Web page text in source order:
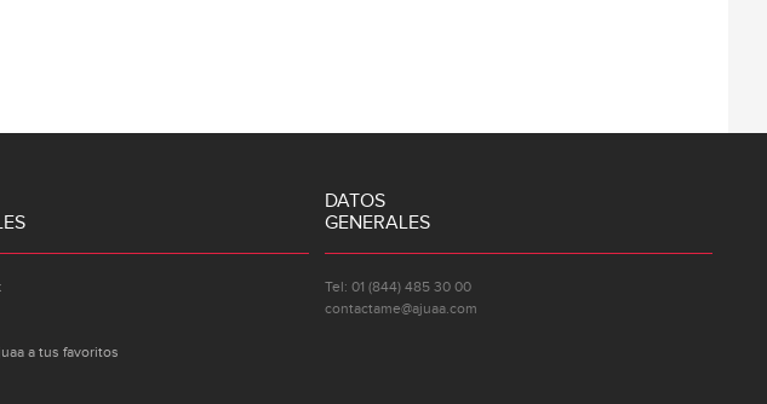
a tus favoritos
DATOS
GENERALES
Tel: 01 (844) 485 30 00
contactame@ajuaa.com